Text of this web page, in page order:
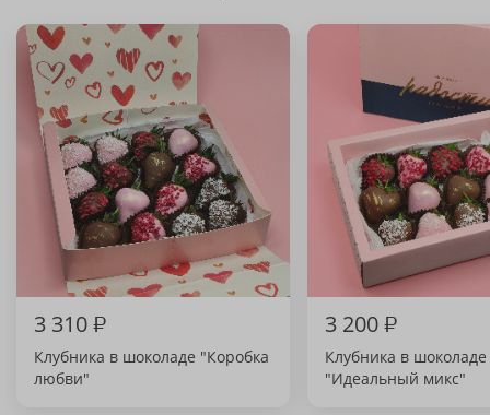
3 310₽
Клубника в шоколаде "Коробка
любви"
3 200₽
Клубника в шоколаде
"Идеальный микс"